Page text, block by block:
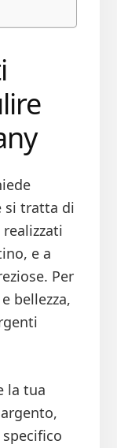
si tratta di
e a
Per
bellezza,
la tua